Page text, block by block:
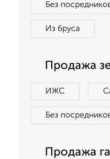
Без
Из бруса
Продажа
ИЖС
Без
Продажа